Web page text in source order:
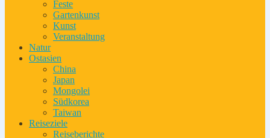
Feste
Gartenkunst
Kunst
Veranstaltung
Natur
Ostasien
China
Japan
Mongolei
Südkorea
Taiwan
Reiseziele
Reiseberichte